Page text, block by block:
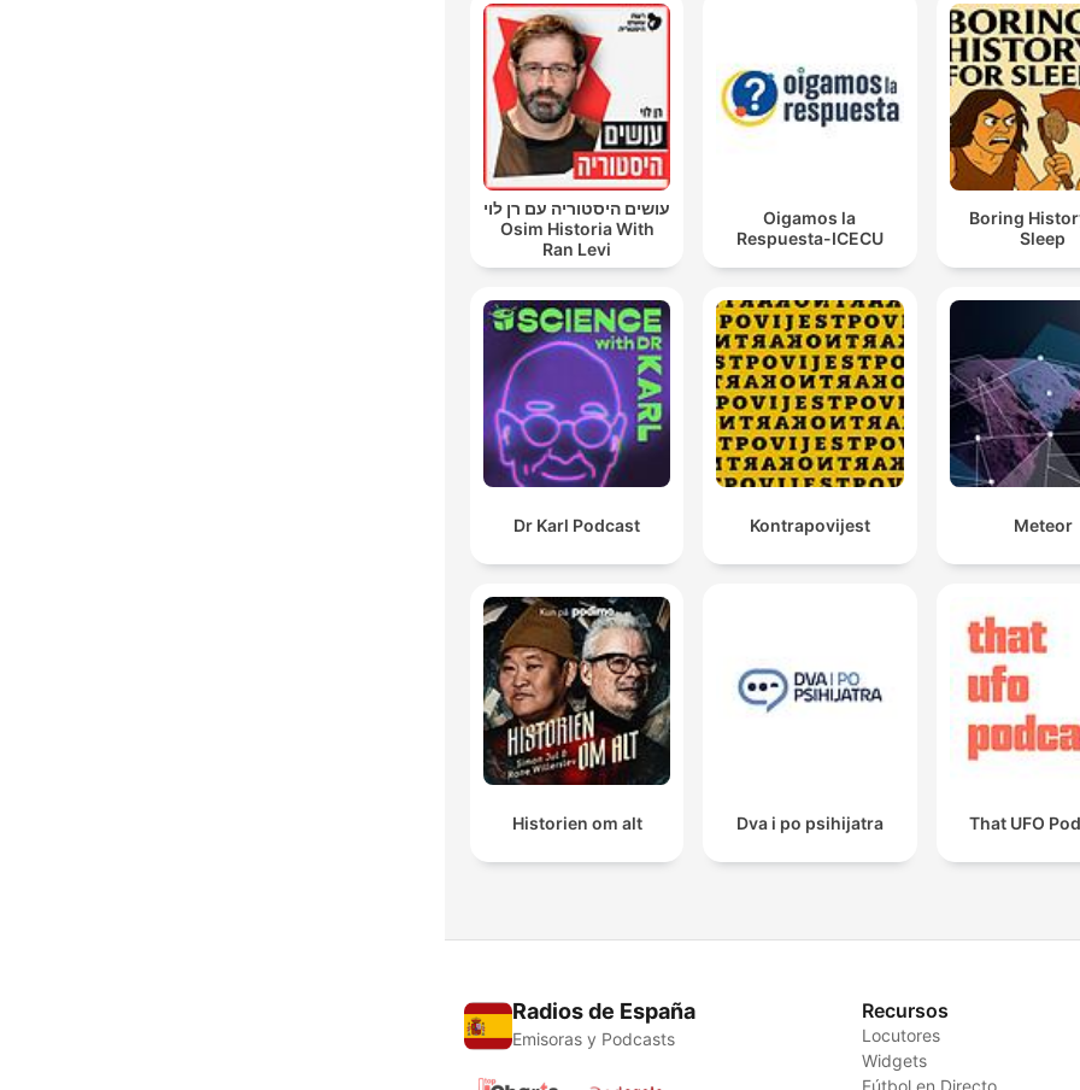
עושים היסטוריה עם רן לוי
Osim Historia With
Ran Levi
Oigamos la
Respuesta-ICECU
Boring
Sleep
Dr Karl Podcast Kontrapovijest Meteor
Historien om alt Dva i po psihijatra That UFO
Radios de España
Emisoras y Podcasts
Recursos
Locutores
Widgets
Fútbol en Directo